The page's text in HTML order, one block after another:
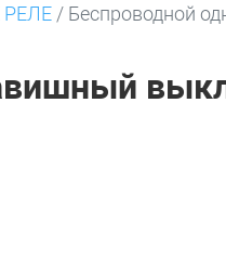
/ Беспроводной